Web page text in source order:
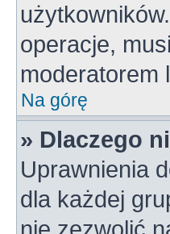
operacje,
moderatorem
Na górę
» Dlaczego
Uprawnienia
dla każdej